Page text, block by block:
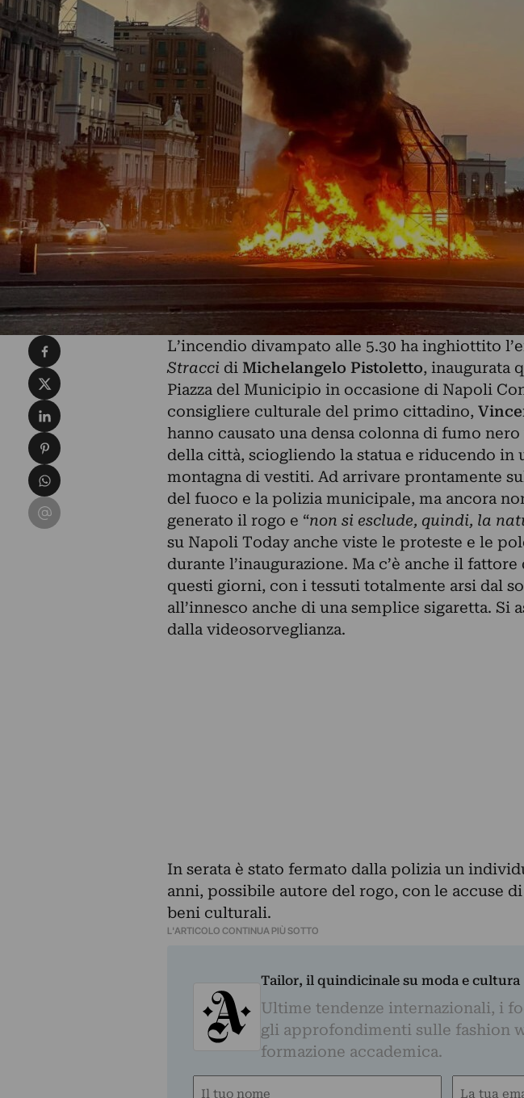
L’incendio divampato alle 5.30 ha inghiottito
Stracci di Michelangelo Pistoletto, inaugurata
Piazza del Municipio in occasione di Napoli
consigliere culturale del primo cittadino,
hanno causato una densa colonna di fumo
della città, sciogliendo la statua e riducendo in
montagna di vestiti. Ad arrivare prontamente
del fuoco e la polizia municipale, ma ancora
generato il rogo e “non si esclude, quindi, la
su Napoli Todayanche viste le proteste e le
durante l’inaugurazione. Ma c’è anche il
questi giorni, con i tessuti totalmente arsi dal
all’innesco anche di una semplice sigaretta. Si
dalla videosorveglianza.
In serata è stato fermato dalla polizia un
anni, possibile autore del rogo, con le accuse
beni culturali.
L'ARTICOLO CONTINUA PIÙ SOTTO
Tailor, il quindicinale su moda e cultura
Ultime tendenze internazionali, i
gli approfondimenti sulle fashion
formazione accademica.
Nome
Email
Condividi su Facebook
Condividi su X
Condividi su LinkedIn
Condividi su Pinterest
Condividi su WhatsApp
Condividi su Email